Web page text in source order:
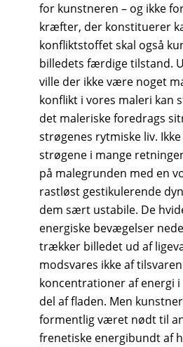
for kunstneren – og ikke
kræfter, der konstituerer
konfliktstoffet skal også
billedets færdige tilstand.
ville der ikke være noget
konflikt i vores maleri kan
det maleriske foredrags
strøgenes rytmiske liv.
strøgene i mange
på malegrunden med en
rastløst gestikulerende
dem sært ustabile. De
energiske bevægelser
trækker billedet ud af
modsvares ikke af
koncentrationer af energi
del af fladen. Men
formentlig været nødt til
frenetiske energibundt af